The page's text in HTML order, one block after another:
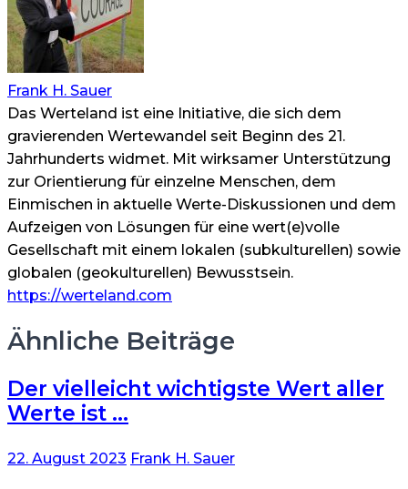
Frank H. Sauer
Das Werteland ist eine Initiative, die sich dem
gravierenden Wertewandel seit Beginn des 21.
Jahrhunderts widmet. Mit wirksamer Unterstützung
zur Orientierung für einzelne Menschen, dem
Einmischen in aktuelle Werte-Diskussionen und dem
Aufzeigen von Lösungen für eine wert(e)volle
Gesellschaft mit einem lokalen (subkulturellen) sowie
globalen (geokulturellen) Bewusstsein.
https://werteland.com
Ähnliche Beiträge
Der vielleicht wichtigste Wert aller
Werte ist …
22. August 2023 Frank H. Sauer